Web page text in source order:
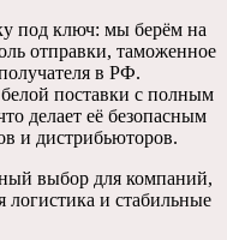
под ключ: мы берём на
отправки, таможенное
в РФ.
поставки с полным
делает её безопасным
и дистрибьюторов.
выбор для компаний,
логистика и стабильные